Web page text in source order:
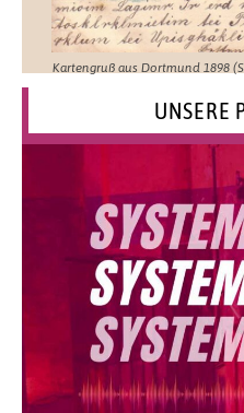
Kartengruß aus Dortmund 1898
UNSERE